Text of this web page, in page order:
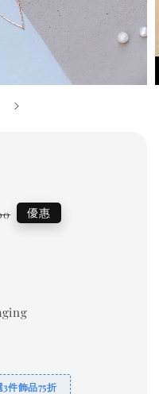
優惠
3件飾品75折